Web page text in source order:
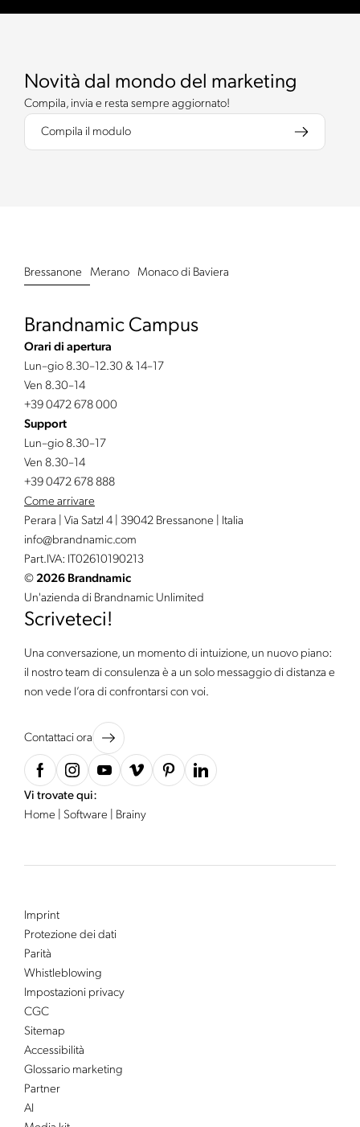
Novità dal mondo del marketing
Compila, invia e resta sempre aggiornato!
Compila il modulo
Bressanone Merano Monaco di Baviera
Brandnamic Campus
Orari di apertura
Lun–gio 8.30–12.30 & 14–17
Ven 8.30–14
+39 0472 678 000
Support
Lun–gio 8.30–17
Ven 8.30–14
+39 0472 678 888
Come arrivare
Perara | Via Satzl 4 | 39042 Bressanone | Italia
info@brandnamic.com
Part.IVA: IT02610190213
© 2026 Brandnamic
Un'azienda di Brandnamic Unlimited
Scriveteci!
Una conversazione, un momento di intuizione, un nuovo piano:
il nostro team di consulenza è a un solo messaggio di distanza e
non vede l’ora di confrontarsi con voi.
Contattaci ora
Vi trovate qui:
Home
Software Brainy
Imprint
Protezione dei dati
Parità
Whistleblowing
Impostazioni privacy
CGC
Sitemap
Accessibilità
Glossario marketing
Partner
AI